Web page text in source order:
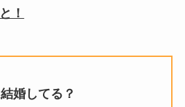
！
婚してる？